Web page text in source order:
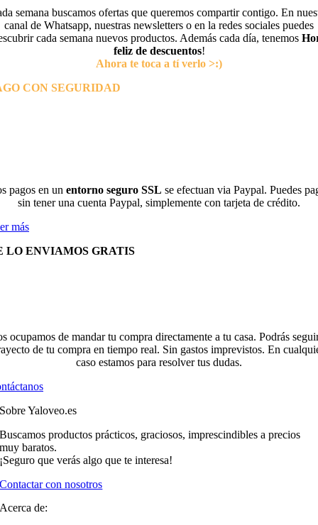
semana buscamos ofertas que queremos compartir contigo. En
canal de Whatsapp, nuestras newsletters o en la redes sociales puedes
cada semana nuevos productos. Además cada día, tenemos
feliz de descuentos!
Ahora te toca a tí verlo >:)
CON SEGURIDAD
pagos en un entorno seguro SSL se efectuan via Paypal. Puedes
sin tener una cuenta Paypal, simplemente con tarjeta de crédito.
más
LO ENVIAMOS GRATIS
ocupamos de mandar tu compra directamente a tu casa. Podrás
de tu compra en tiempo real. Sin gastos imprevistos. En
caso estamos para resolver tus dudas.
Sobre Yaloveo.es
Buscamos productos prácticos, graciosos, imprescindibles a precios
muy baratos.
¡Seguro que verás algo que te interesa!
Contactar con nosotros
Acerca de: